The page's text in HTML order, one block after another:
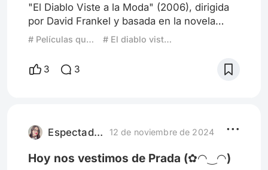
"El Diablo Viste a la Moda" (2006), dirigida
por David Frankel y basada en la novela
homónima de Lauren Weisberger, es más
que una simple comedia dramática sobre el
mundo de la moda. La película ofrece una
mirada profunda a la dinámica del poder, la
especialmente de Meryl Streep como
# Películas que entendí al crecer # El diablo viste a la moda
3 3
Espectadora759 12 de noviembre de 2024
Hoy nos vestimos de Prada (✿◠‿◠)